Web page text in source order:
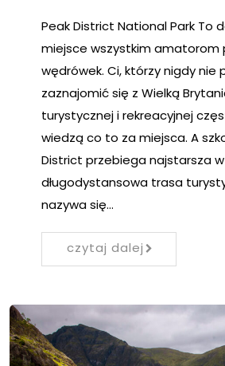
Peak District National Park To
miejsce wszystkim amatorom
wędrówek. Ci, którzy nigdy nie
zaznajomić się z Wielką
turystycznej i rekreacyjnej
wiedzą co to za miejsca. A
District przebiega najstarsza w
długodystansowa trasa
nazywa się…
czytaj dalej